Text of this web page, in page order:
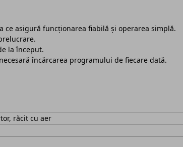
ce asigură funcționarea fiabilă și operarea simplă.
la început.
încărcarea programului de fiecare dată.
răcit cu aer